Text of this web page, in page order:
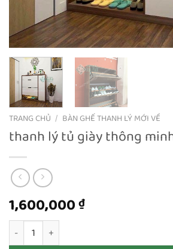
TRANG CHỦ / BÀN GHẾ THANH LÝ MỚI VỀ
thanh lý tủ giày thông
1,600,000₫
thanh lý tủ giày thông minh mới 100% số